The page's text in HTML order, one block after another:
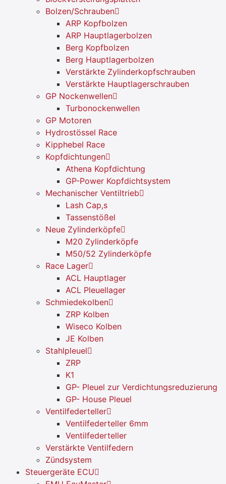
Bolzen/Schrauben
ARP Kopfbolzen
ARP Hauptlagerbolzen
Berg Kopfbolzen
Berg Hauptlagerbolzen
Verstärkte Zylinderkopfschrauben
Verstärkte Hauptlagerschrauben
GP Nockenwellen
Turbonockenwellen
GP Motoren
Hydrostössel Race
Kipphebel Race
Kopfdichtungen
Athena Kopfdichtung
GP-Power Kopfdichtsystem
Mechanischer Ventiltrieb
Lash Cap,s
Tassenstößel
Neue Zylinderköpfe
M20 Zylinderköpfe
M50/52 Zylinderköpfe
Race Lager
ACL Hauptlager
ACL Pleuellager
Schmiedekolben
ZRP Kolben
Wiseco Kolben
JE Kolben
Stahlpleuel
ZRP
K1
GP- Pleuel zur Verdichtungsreduzierung
GP- House Pleuel
Ventilfederteller
Ventilfederteller 6mm
Ventilfederteller
Verstärkte Ventilfedern
Zündsystem
Steuergeräte ECU